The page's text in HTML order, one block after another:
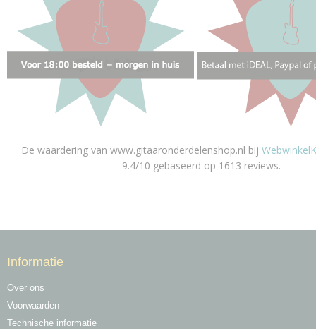
De waardering van www.gitaaronderdelenshop.nl bij
9.4/10 gebaseerd op 1613 reviews.
Informatie
Over ons
Voorwaarden
Technische informatie